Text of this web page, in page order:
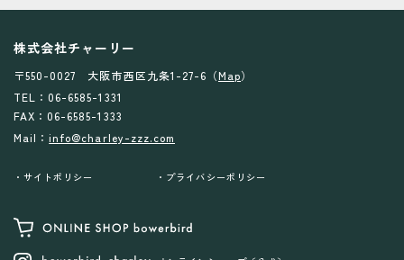
株式会社チャーリー
〒550-0027 大阪市西区九条1-27-6（Map）
TEL：06-6585-1331
FAX：06-6585-1333
Mail：info@charley-zzz.com
サイトポリシー プライバシーポリシー